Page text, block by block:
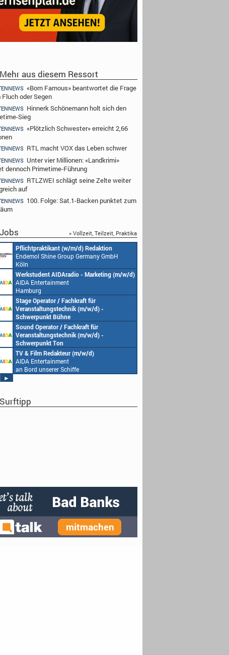
Mehr aus diesem Ressort
«Born Famous» beantwortet die Frage
Fluch oder Segen
Hinnerk Schönemann holt sich den
Sieg
«Plötzlich Schwester» erreicht 2,66
RTL macht VOX das Leben schwer
Unter vier Millionen: «Landkrimi»
dennoch Primetime-Führung
RTLZWEI schlägt seine Zelte weiter
auf
100. Folge: Sat.1-Backen punktet zum
Jobs » Vollzeit, Teilzeit, Praktika
Pflichtpraktikant (w/m/d) Redaktion
Endemol Shine Group Germany GmbH
Köln
Werkstudent AIDAradio - Marketing (m/w/d)
AIDA Entertainment
Hamburg
Stage Operator / Fachkraft für
Veranstaltungstechnik (m/w/d) -
Schwerpunkt Bühne
AIDA Entertainment
an Bord unserer Schiffe
Sound Operator / Fachkraft für
Veranstaltungstechnik (m/w/d) -
Schwerpunkt Ton
AIDA Entertainment
an Bord unserer Schiffe
TV & Film Redakteur (m/w/d)
AIDA Entertainment
an Bord unserer Schiffe
►
Surftipp